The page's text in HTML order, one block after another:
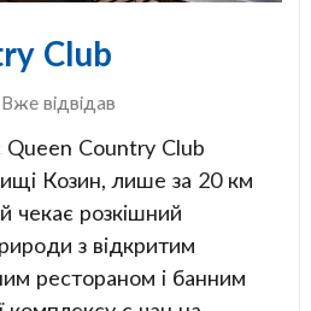
Club
Вже відвідав
Queen Country Club
Козин, лише за 20 км
чекає розкішний
з відкритим
рестораном і банним